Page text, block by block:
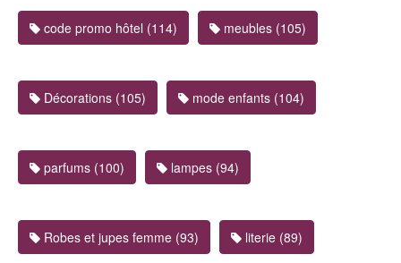
code promo hôtel (114) meubles (105)
Décorations (105) mode enfants (104)
parfums (100) lampes (94)
Robes et jupes femme (93) literie (89)